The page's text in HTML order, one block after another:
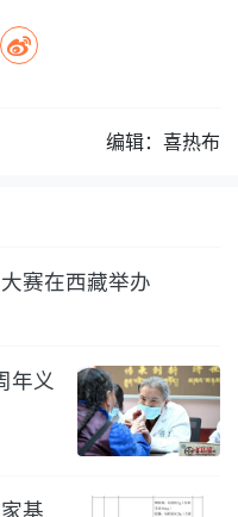
编辑：喜热布
赛在西藏举办
年义
基